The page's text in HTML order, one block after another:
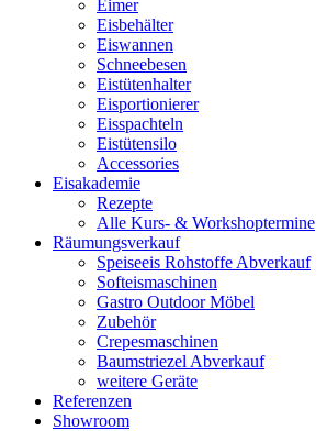
Eimer
Eisbehälter
Eiswannen
Schneebesen
Eistütenhalter
Eisportionierer
Eisspachteln
Eistütensilo
Accessories
Eisakademie
Rezepte
Alle Kurs- & Workshoptermine
Räumungsverkauf
Speiseeis Rohstoffe Abverkauf
Softeismaschinen
Gastro Outdoor Möbel
Zubehör
Crepesmaschinen
Baumstriezel Abverkauf
weitere Geräte
Referenzen
Showroom